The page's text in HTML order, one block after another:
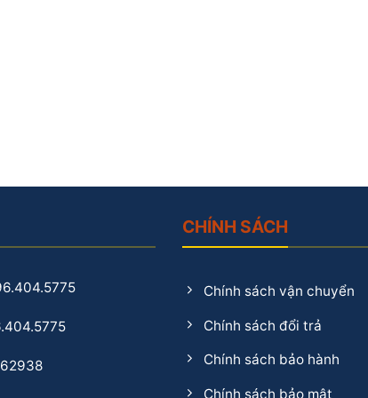
CHÍNH SÁCH
Chính sách vận chuyển
Chính sách đổi trả
Chính sách bảo hành
Chính sách bảo mật